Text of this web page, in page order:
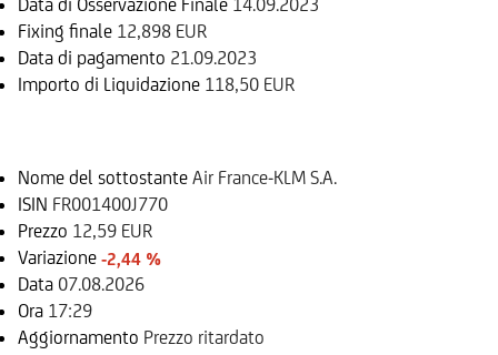
Fixing finale 12,898 EUR
Data di pagamento 21.09.2023
Importo di Liquidazione 118,50 EUR
Nome del sottostante Air France-KLM S.A.
ISIN FR001400J770
Prezzo 12,59 EUR
Variazione -2,44 %
Data 07.08.2026
Ora 17:29
Aggiornamento Prezzo ritardato